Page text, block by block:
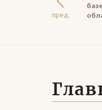
пред.